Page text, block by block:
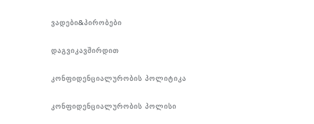
ვადები&პირობები
დაგვიკავშირდით
კონფიდენციალურობის პოლიტიკა
კონფიდენციალურობის პოლისი